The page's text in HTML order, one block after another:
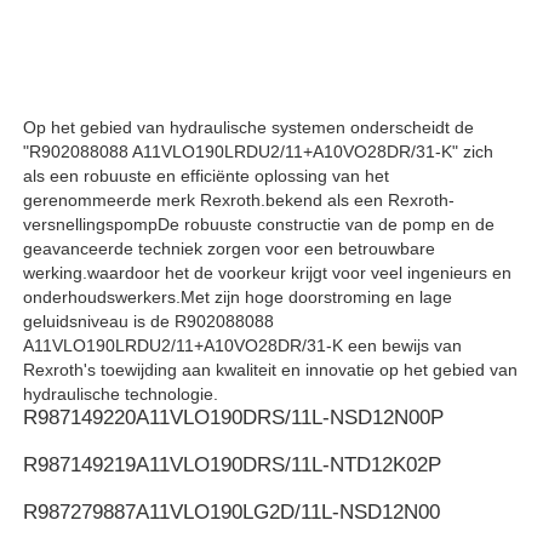
Parker Hydraulic Pump
Vickers Hydraulische Pomp
Rexroth hydraulische klep
Rexroth filter accessoires
Yuken Hydraulische Pomp
Op het gebied van hydraulische systemen onderscheidt de
"R902088088 A11VLO190LRDU2/11+A10VO28DR/31-K" zich
als een robuuste en efficiënte oplossing van het
gerenommeerde merk Rexroth.bekend als een Rexroth-
versnellingspompDe robuuste constructie van de pomp en de
geavanceerde techniek zorgen voor een betrouwbare
werking.waardoor het de voorkeur krijgt voor veel ingenieurs en
onderhoudswerkers.Met zijn hoge doorstroming en lage
geluidsniveau is de R902088088
A11VLO190LRDU2/11+A10VO28DR/31-K een bewijs van
Rexroth's toewijding aan kwaliteit en innovatie op het gebied van
hydraulische technologie.
R987149220A11VLO190DRS/11L-NSD12N00P
R987149219A11VLO190DRS/11L-NTD12K02P
R987279887A11VLO190LG2D/11L-NSD12N00